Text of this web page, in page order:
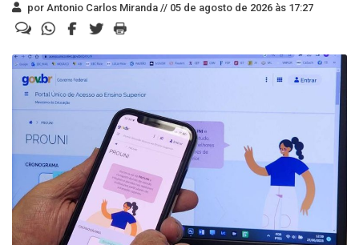
por Antonio Carlos Miranda // 05 de agosto de 2026 às 17:27